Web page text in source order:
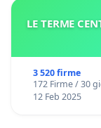
LE TERME
3 520 firme
172 Firme / 30
12 Feb 2025